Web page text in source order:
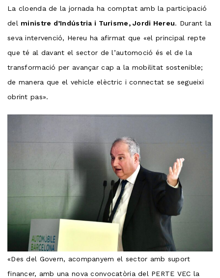
La cloenda de la jornada ha comptat amb la participació
del ministre d’Indústria i Turisme, Jordi Hereu. Durant la
seva intervenció, Hereu ha afirmat que «el principal repte
que té al davant el sector de l’automoció és el de la
transformació per avançar cap a la mobilitat sostenible;
de manera que el vehicle elèctric i connectat se segueixi
obrint pas».
«Des del Govern, acompanyem el sector amb suport
financer, amb una nova convocatòria del PERTE VEC la